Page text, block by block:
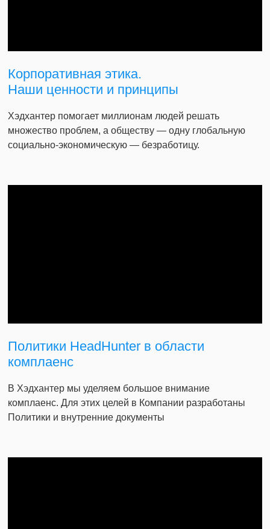
Корпоративная этика.
Наши ценности и принципы
Хэдхантер помогает миллионам людей решать
множество проблем, а обществу — одну глобальную
социально-экономическую — безработицу.
Политики HeadHunter в области
комплаенс
В Хэдхантер мы уделяем большое внимание
комплаенс. Для этих целей в Компании разработаны
Политики и внутренние документы